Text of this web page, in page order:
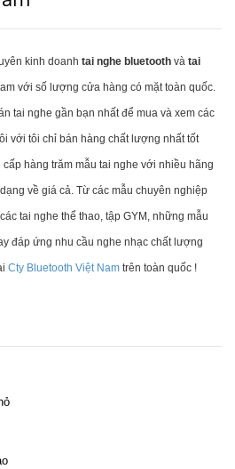
kinh doanh tai nghe bluetooth và tai
với số lượng cửa hàng có mặt toàn quốc.
tai nghe gần bạn nhất để mua và xem các
với tôi chỉ bán hàng chất lượng nhất tốt
hàng trăm mẫu tai nghe với nhiều hãng
về giá cả. Từ các mẫu chuyên nghiệp
tai nghe thể thao, tập GYM, những mẫu
đáp ứng nhu cầu nghe nhạc chất lượng
Cty Bluetooth Việt Nam trên toàn quốc !